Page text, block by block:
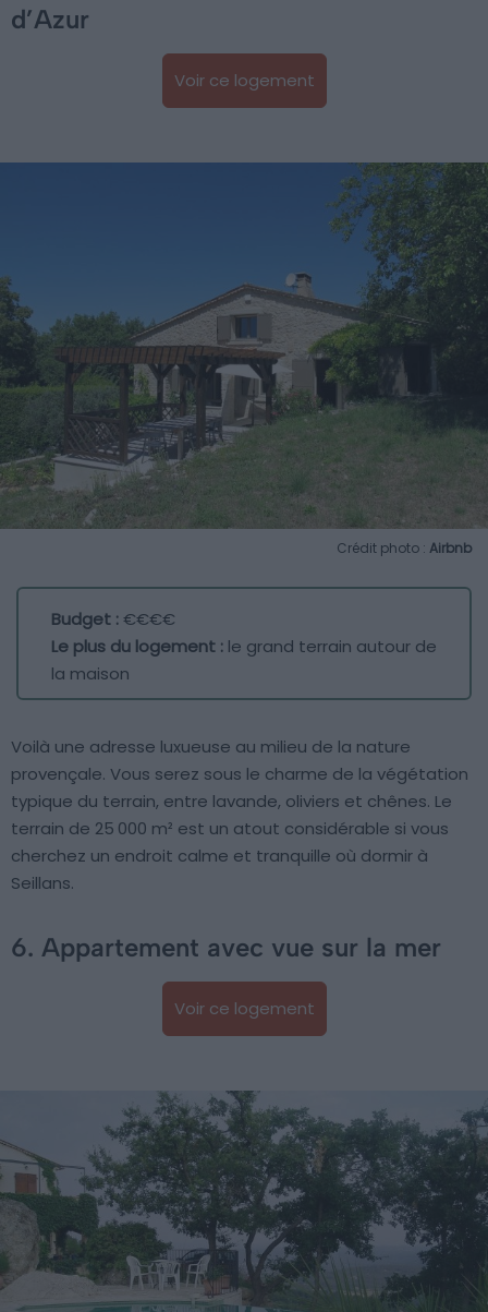
d’Azur
Voir ce logement
Crédit photo : Airbnb
Budget :€€€€
Le plus du logement : le grand terrain autour de
la maison
Voilà une adresse luxueuse au milieu de la nature
provençale. Vous serez sous le charme de la végétation
typique du terrain, entre lavande, oliviers et chênes. Le
terrain de 25 000 m² est un atout considérable si vous
cherchez un endroit calme et tranquille où dormir à
Seillans.
6. Appartement avec vue sur la mer
Voir ce logement